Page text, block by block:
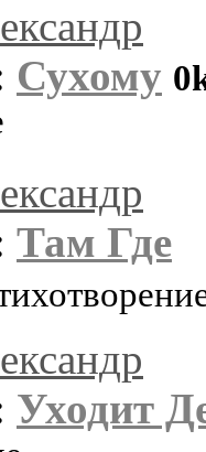
Сухому
Там Где
Уходит